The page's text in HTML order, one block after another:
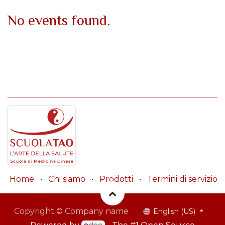
No events found.
Home • Chi siamo • Prodotti • Termini di servizio
Copyright © Company name English (US)